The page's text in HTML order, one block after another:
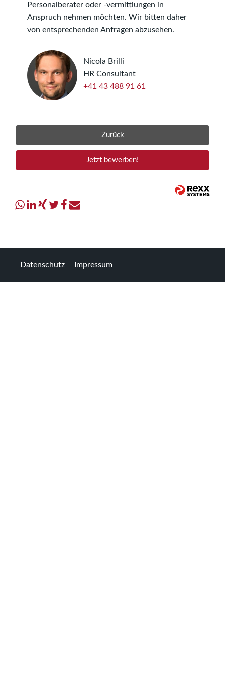
Personalberater oder -vermittlungen in
Anspruch nehmen möchten. Wir bitten daher
von entsprechenden Anfragen abzusehen.
Nicola Brilli
HR Consultant
+41 43 488 91 61
Zurück
Jetzt bewerben!
Datenschutz Impressum